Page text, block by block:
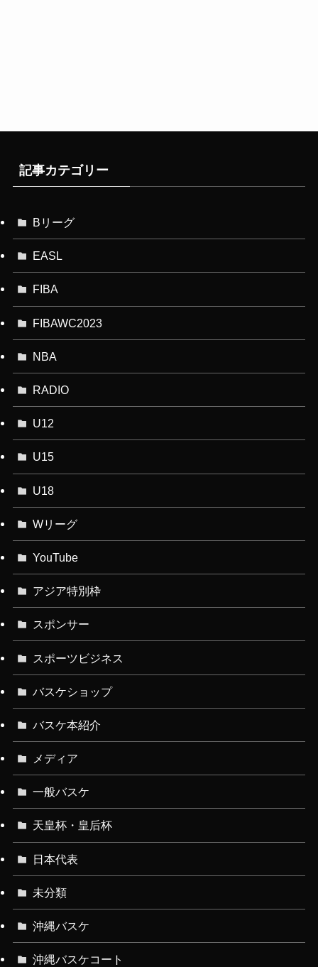
記事カテゴリー
Bリーグ
EASL
FIBA
FIBAWC2023
NBA
RADIO
U12
U15
U18
Wリーグ
YouTube
アジア特別枠
スポンサー
スポーツビジネス
バスケショップ
バスケ本紹介
メディア
一般バスケ
天皇杯・皇后杯
日本代表
未分類
沖縄バスケ
沖縄バスケコート